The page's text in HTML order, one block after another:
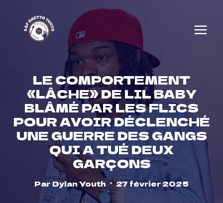
content
LE COMPORTEMENT
«LÂCHE» DE LIL BABY
BLÂMÉ PAR LES FLICS
POUR AVOIR DÉCLENCHÉ
UNE GUERRE DES GANGS
QUI A TUÉ DEUX
GARÇONS
Par Dylan Youth 27 février 2025